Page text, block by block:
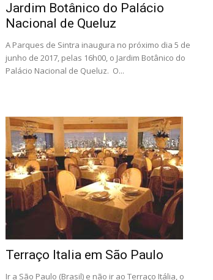
Jardim Botânico do Palácio
Nacional de Queluz
A Parques de Sintra inaugura no próximo dia 5 de
junho de 2017, pelas 16h00, o Jardim Botânico do
Palácio Nacional de Queluz. O...
Terraço Italia em São Paulo
Ir a São Paulo (Brasil) e não ir ao Terraço Itália, o